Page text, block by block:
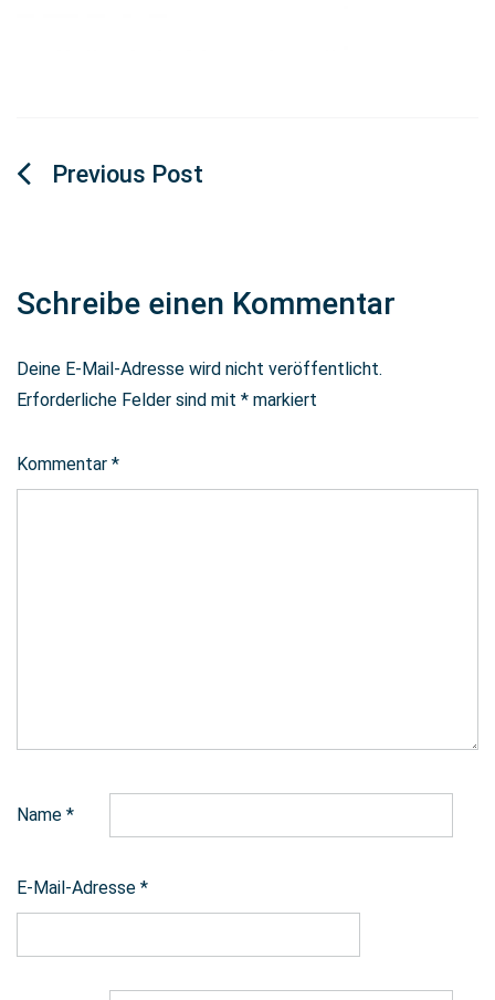
Beitragsnavigation
Schreibe einen Kommentar
Deine E-Mail-Adresse wird nicht veröffentlicht.
Erforderliche Felder sind mit * markiert
Kommentar *
Name *
E-Mail-Adresse *